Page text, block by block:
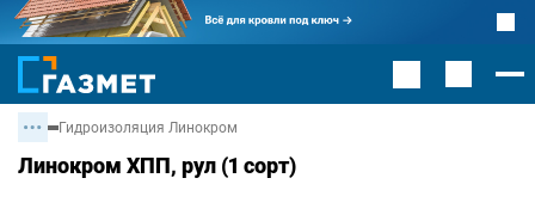
Гидроизоляция Линокром
Линокром ХПП, рул (1 сорт)